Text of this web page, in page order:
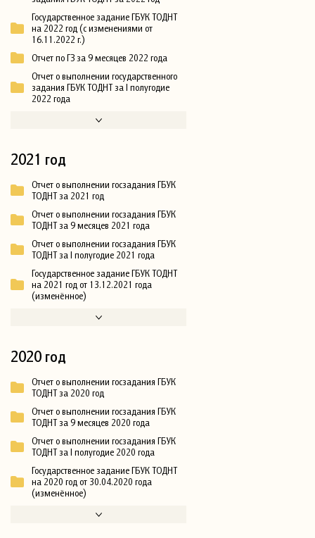
Государственное задание ГБУК ТОДНТ
на 2022 год (с изменениями от
16.11.2022 г.)
Отчет по ГЗ за 9 месяцев 2022 года
Отчет о выполнении государственного
задания ГБУК ТОДНТ за I полугодие
2022 года
2021 год
Отчет о выполнении госзадания ГБУК
ТОДНТ за 2021 год
Отчет о выполнении госзадания ГБУК
ТОДНТ за 9 месяцев 2021 года
Отчет о выполнении госзадания ГБУК
ТОДНТ за I полугодие 2021 года
Государственное задание ГБУК ТОДНТ
на 2021 год от 13.12.2021 года
(изменённое)
2020 год
Отчет о выполнении госзадания ГБУК
ТОДНТ за 2020 год
Отчет о выполнении госзадания ГБУК
ТОДНТ за 9 месяцев 2020 года
Отчет о выполнении госзадания ГБУК
ТОДНТ за I полугодие 2020 года
Государственное задание ГБУК ТОДНТ
на 2020 год от 30.04.2020 года
(изменённое)